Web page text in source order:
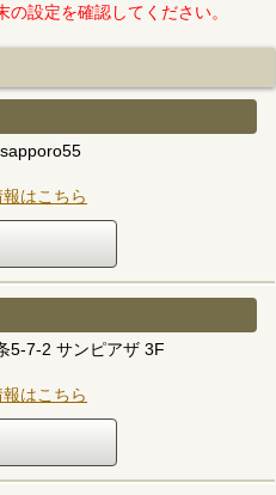
設定を確認してください。
はこちら
5-7-2 サンピアザ 3F
はこちら